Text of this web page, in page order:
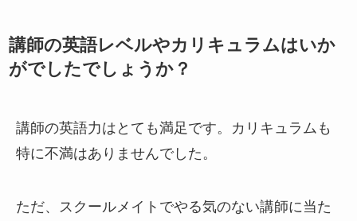
講師の英語レベルやカリキュラムはいか
がでしたでしょうか？
講師の英語力はとても満足です。カリキュラムも
特に不満はありませんでした。
ただ、スクールメイトでやる気のない講師に当た